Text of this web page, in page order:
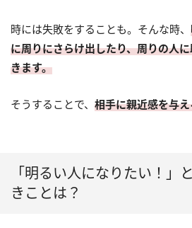
時には失敗をすることも。そんな時、
に周りにさらけ出したり、周りの人
きます。
そうすることで、 相手に親近感を与
「明るい人になりたい！」
きことは？